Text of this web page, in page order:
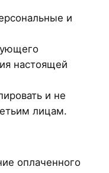
и
настоящей
и не
лицам.
оплаченного